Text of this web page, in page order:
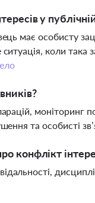
у
має особисту
коли така
та особисті
конфлікт